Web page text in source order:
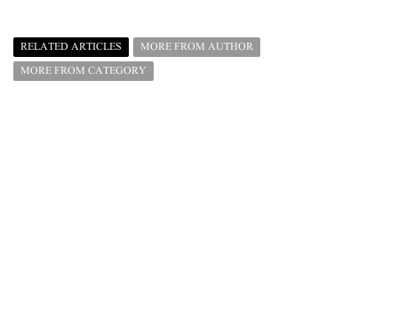
RELATED ARTICLES
MORE FROM AUTHOR
MORE FROM CATEGORY